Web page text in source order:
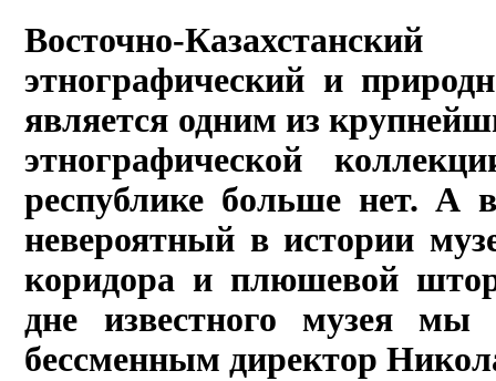
Восточно-
этнографический и
является одним из
этнографической
республике больше нет. А
невероятный в истории
коридора и плюшевой
дне известного музея мы
бессменным директор